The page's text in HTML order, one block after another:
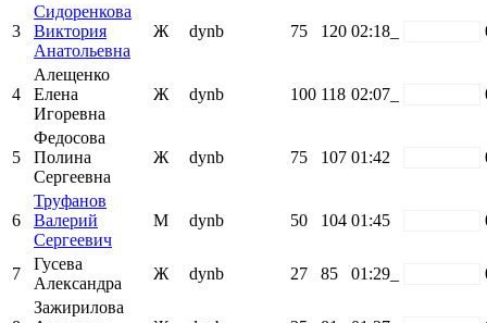
3
Сидоренкова
Виктория
Анатольевна
Ж dynb 75 120 02:18_
4
Алещенко
Елена
Игоревна
Ж dynb 100 118 02:07_
5
Федосова
Полина
Сергеевна
Ж dynb 75 107 01:42
6
Труфанов
Валерий
Сергеевич
М dynb 50 104 01:45
7
Гусева
Александра
Ж dynb 27 85 01:29_
Зажирилова